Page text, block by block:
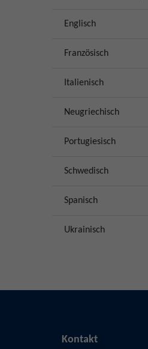
Englisch
Französisch
Italienisch
Neugriechisch
Portugiesisch
Schwedisch
Spanisch
Ukrainisch
Kontakt